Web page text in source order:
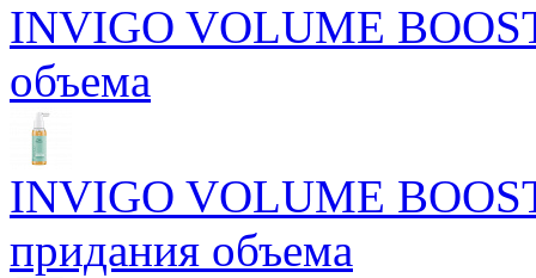
INVIGO VOLUME
объема
INVIGO VOLUME
придания объема